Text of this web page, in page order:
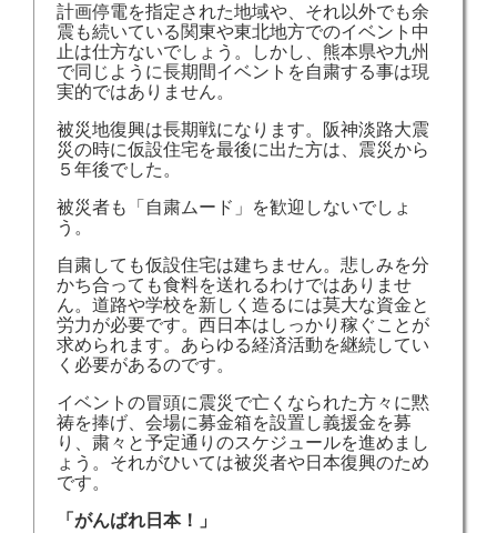
計画停電を指定された地域や、それ以外でも余
震も続いている関東や東北地方でのイベント中
止は仕方ないでしょう。しかし、熊本県や九州
で同じように長期間イベントを自粛する事は現
実的ではありません。
被災地復興は長期戦になります。阪神淡路大震
災の時に仮設住宅を最後に出た方は、震災から
５年後でした。
被災者も「自粛ムード」を歓迎しないでしょ
う。
自粛しても仮設住宅は建ちません。悲しみを分
かち合っても食料を送れるわけではありませ
ん。道路や学校を新しく造るには莫大な資金と
労力が必要です。西日本はしっかり稼ぐことが
求められます。あらゆる経済活動を継続してい
く必要があるのです。
イベントの冒頭に震災で亡くなられた方々に黙
祷を捧げ、会場に募金箱を設置し義援金を募
り、粛々と予定通りのスケジュールを進めまし
ょう。それがひいては被災者や日本復興のため
です。
「がんばれ日本！」